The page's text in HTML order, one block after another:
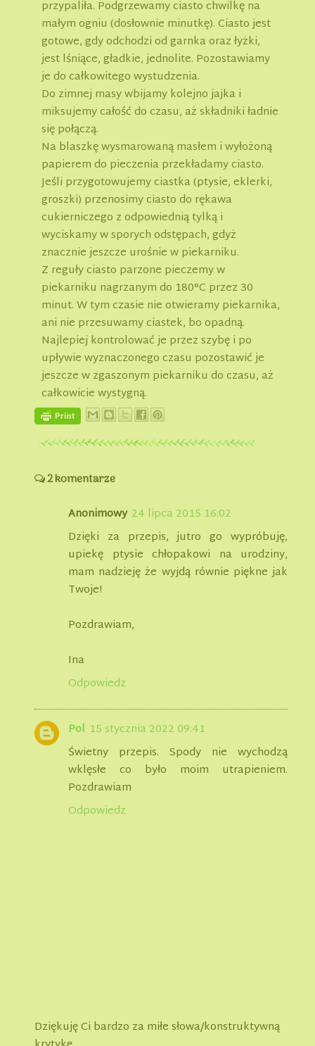
przypaliła. Podgrzewamy ciasto chwilkę na
małym ogniu (dosłownie minutkę). Ciasto jest
gotowe, gdy odchodzi od garnka oraz łyżki,
jest lśniące, gładkie, jednolite. Pozostawiamy
je do całkowitego wystudzenia.
Do zimnej masy wbijamy kolejno jajka i
miksujemy całość do czasu, aż składniki ładnie
się połączą.
Na blaszkę wysmarowaną masłem i wyłożoną
papierem do pieczenia przekładamy ciasto.
Jeśli przygotowujemy ciastka (ptysie, eklerki,
groszki) przenosimy ciasto do rękawa
cukierniczego z odpowiednią tylką i
wyciskamy w sporych odstępach, gdyż
znacznie jeszcze urośnie w piekarniku.
Z reguły ciasto parzone pieczemy w
piekarniku nagrzanym do 180°C przez 30
minut. W tym czasie nie otwieramy piekarnika,
ani nie przesuwamy ciastek, bo opadną.
Najlepiej kontrolować je przez szybę i po
upływie wyznaczonego czasu pozostawić je
jeszcze w zgaszonym piekarniku do czasu, aż
całkowicie wystygną.
2 komentarze
Anonimowy 24 lipca 2015 16:02
Dzięki za przepis, jutro go wypróbuję,
upiekę ptysie chłopakowi na urodziny,
mam nadzieję że wyjdą równie piękne jak
Twoje!
Pozdrawiam,
Ina
Odpowiedz
Pol 15 stycznia 2022 09:41
Świetny przepis. Spody nie wychodzą
wklęsłe co było moim utrapieniem.
Pozdrawiam
Odpowiedz
Dziękuję Ci bardzo za miłe słowa/konstruktywną